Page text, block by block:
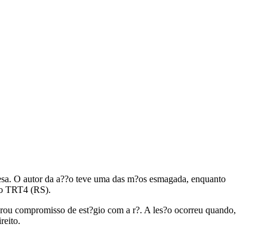
O autor da a??o teve uma das m?os esmagada, enquanto
TRT4 (RS).
compromisso de est?gio com a r?. A les?o ocorreu quando,